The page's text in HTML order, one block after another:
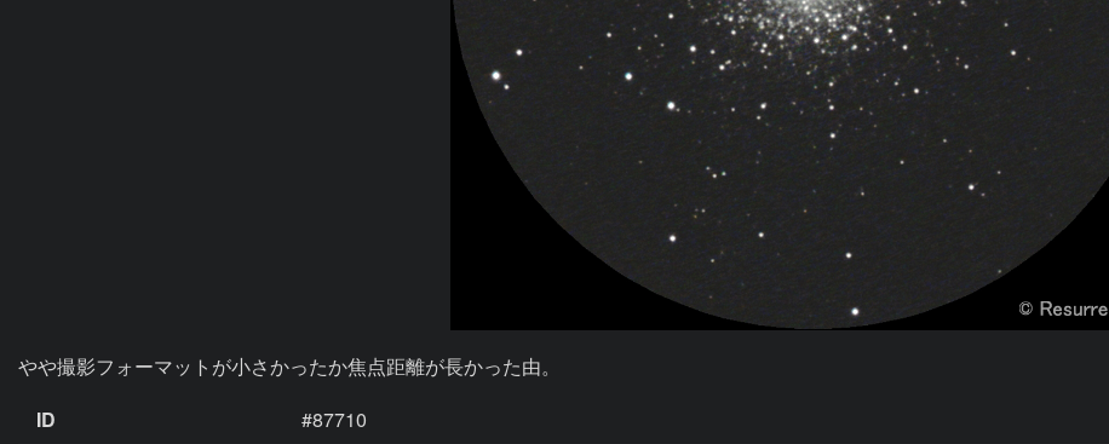
やや撮影フォーマットが小さかったか焦点距離が長かった由。
ID
#87710